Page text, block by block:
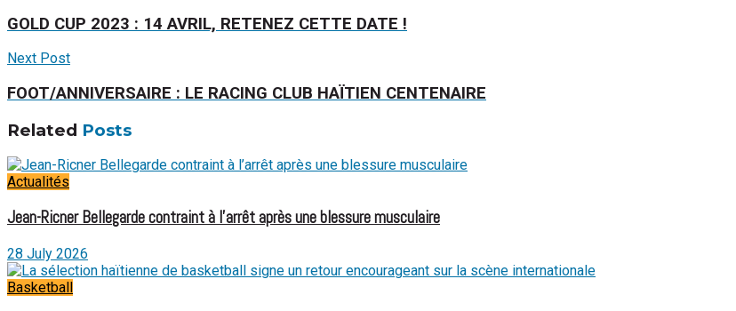
GOLD CUP 2023 : 14 AVRIL, RETENEZ CETTE DATE !
Next Post
FOOT/ANNIVERSAIRE : LE RACING CLUB HAÏTIEN CENTENAIRE
Related Posts
Actualités
Jean-Ricner Bellegarde contraint à l’arrêt après une blessure musculaire
28 July 2026
Basketball